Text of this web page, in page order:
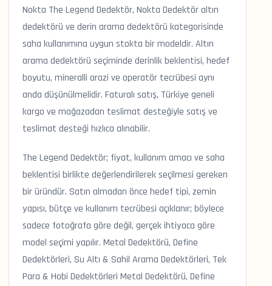
Nokta The Legend Dedektör, Nokta Dedektör altın
dedektörü ve derin arama dedektörü kategorisinde
saha kullanımına uygun stokta bir modeldir. Altın
arama dedektörü seçiminde derinlik beklentisi, hedef
boyutu, mineralli arazi ve operatör tecrübesi aynı
anda düşünülmelidir. Faturalı satış, Türkiye geneli
kargo ve mağazadan teslimat desteğiyle satış ve
teslimat desteği hızlıca alınabilir.
The Legend Dedektör; fiyat, kullanım amacı ve saha
beklentisi birlikte değerlendirilerek seçilmesi gereken
bir üründür. Satın almadan önce hedef tipi, zemin
yapısı, bütçe ve kullanım tecrübesi açıklanır; böylece
sadece fotoğrafa göre değil, gerçek ihtiyaca göre
model seçimi yapılır. Metal Dedektörü, Define
Dedektörleri, Su Altı & Sahil Arama Dedektörleri, Tek
Para & Hobi Dedektörleri Metal Dedektörü, Define